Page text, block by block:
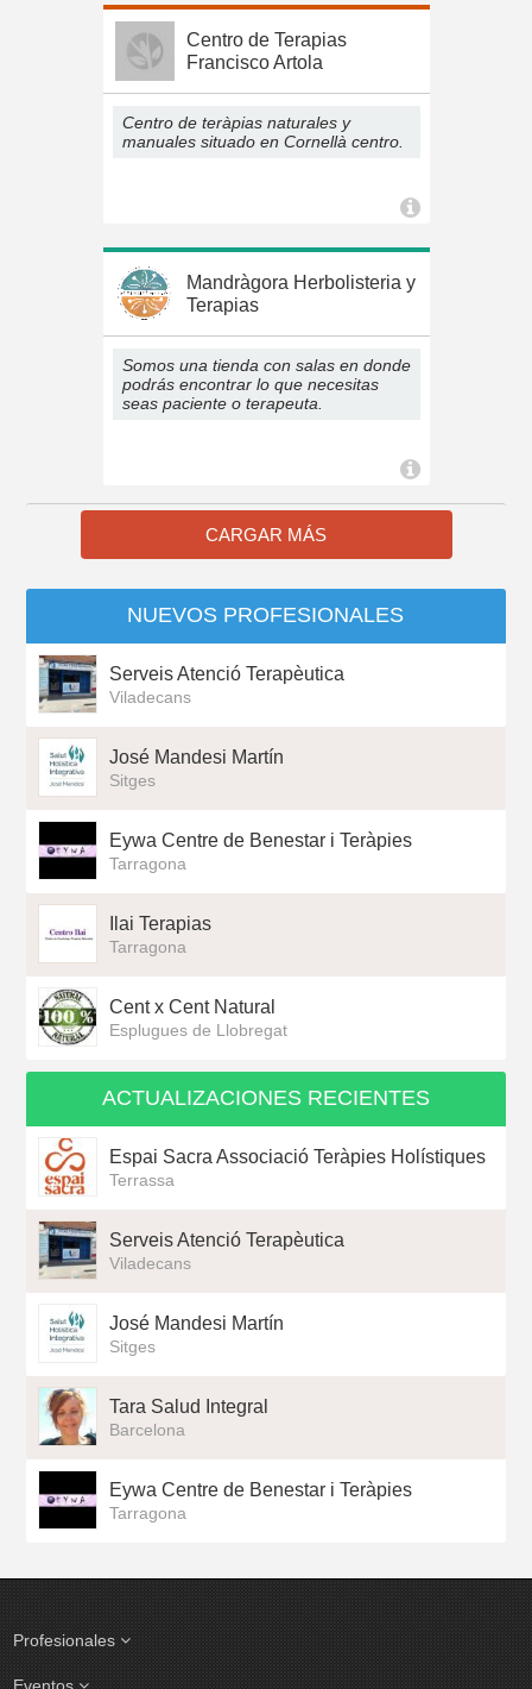
Centro de Terapias
Francisco Artola
Centro de teràpias naturales y
manuales situado en Cornellà centro.
Mandràgora Herbolisteria y
Terapias
Somos una tienda con salas en donde
podrás encontrar lo que necesitas
seas paciente o terapeuta.
CARGAR MÁS
NUEVOS PROFESIONALES
Serveis Atenció Terapèutica
Viladecans
José Mandesi Martín
Sitges
Eywa Centre de Benestar i Teràpies
Tarragona
Ilai Terapias
Tarragona
Cent x Cent Natural
Esplugues de Llobregat
ACTUALIZACIONES RECIENTES
Espai Sacra Associació Teràpies Holístiques
Terrassa
Serveis Atenció Terapèutica
Viladecans
José Mandesi Martín
Sitges
Tara Salud Integral
Barcelona
Eywa Centre de Benestar i Teràpies
Tarragona
Profesionales